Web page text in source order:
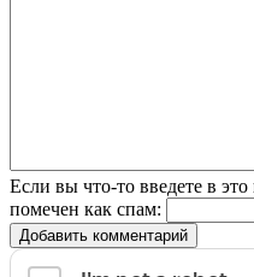
Если вы что-то введете в
помечен как спам:
Добавить комментарий